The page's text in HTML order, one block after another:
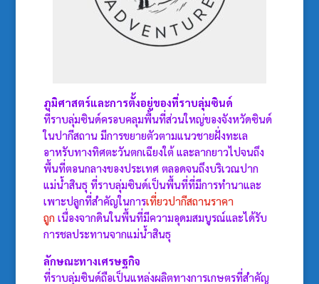
ภูมิศาสตร์และการตั้งอยู่ของที่ราบลุ่มซินด์
ที่ราบลุ่มซินด์ครอบคลุมพื้นที่ส่วนใหญ่ของจังหวัดซินด์
ในปากีสถาน มีการขยายตัวตามแนวชายฝั่งทะเล
อาหรับทางทิศตะวันตกเฉียงใต้ และลากยาวไปจนถึง
พื้นที่ตอนกลางของประเทศ ตลอดจนถึงบริเวณปาก
แม่น้ำสินธุ ที่ราบลุ่มซินด์เป็นพื้นที่ที่มีการทำนาและ
เพาะปลูกที่สำคัญในการเที่ยวปากีสถานราคา
ถูกเนื่องจากดินในพื้นที่มีความอุดมสมบูรณ์และได้รับ
การชลประทานจากแม่น้ำสินธุ
ลักษณะทางเศรษฐกิจ
ที่ราบลุ่มซินด์ถือเป็นแหล่งผลิตทางการเกษตรที่สำคัญ